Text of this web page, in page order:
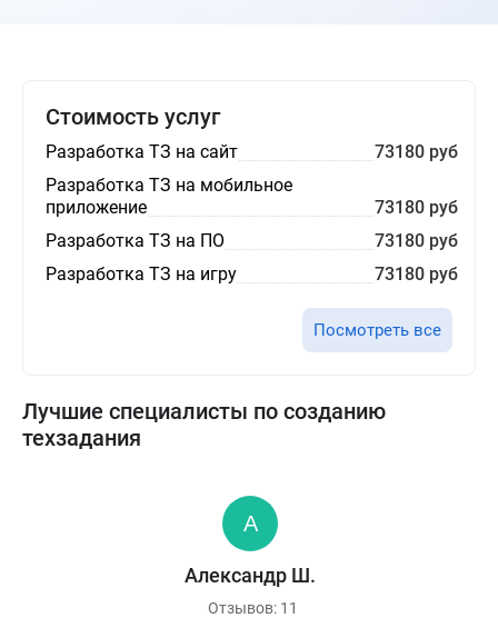
Стоимость услуг
Разработка ТЗ на сайт
73180 руб
Разработка ТЗ на мобильное
приложение
73180 руб
Разработка ТЗ на ПО
73180 руб
Разработка ТЗ на игру
73180 руб
Посмотреть все
Лучшие специалисты по созданию
техзадания
Александр Ш.
Отзывов: 11